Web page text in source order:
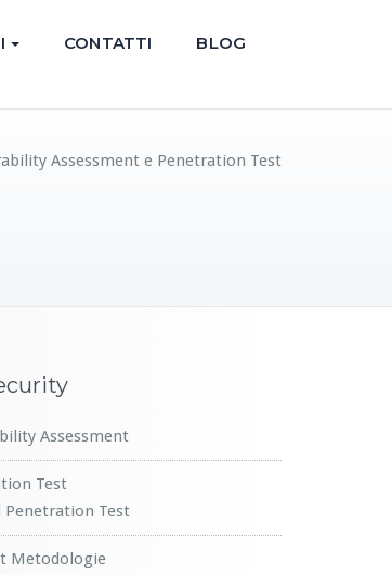
CONTATTI BLOG
Assessment e Penetration Test
Assessment
Test
Penetration Test
Metodologie